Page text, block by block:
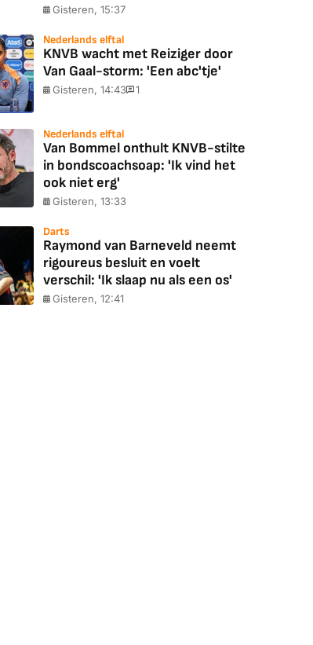
Gisteren, 15:37
Nederlands elftal
KNVB wacht met Reiziger door
Van Gaal-storm: 'Een abc'tje'
Gisteren, 14:43 1
Nederlands elftal
Van Bommel onthult KNVB-stilte
in bondscoachsoap: 'Ik vind het
ook niet erg'
Gisteren, 13:33
Darts
Raymond van Barneveld neemt
rigoureus besluit en voelt
verschil: 'Ik slaap nu als een os'
Gisteren, 12:41